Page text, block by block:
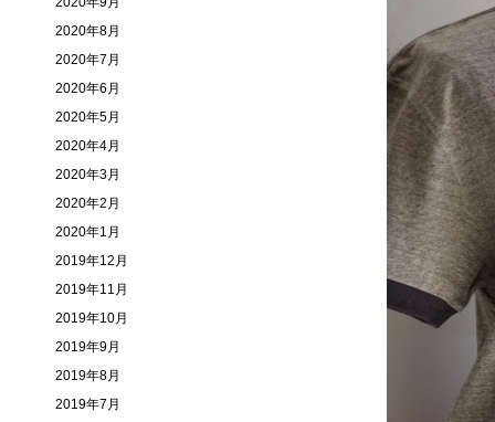
2020年8月
2020年7月
2020年6月
2020年5月
2020年4月
2020年3月
2020年2月
2020年1月
2019年12月
2019年11月
2019年10月
2019年9月
2019年8月
2019年7月